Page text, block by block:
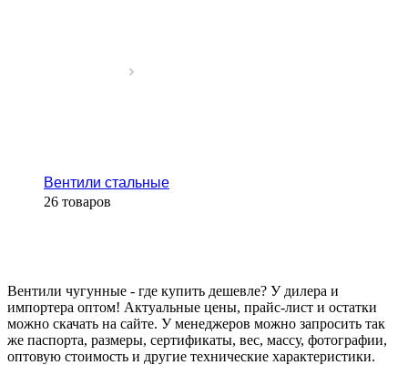
Вентили стальные
26 товаров
Вентили чугунные - где купить дешевле? У дилера и
импортера оптом! Актуальные цены, прайс-лист и остатки
можно скачать на сайте. У менеджеров можно запросить так
же паспорта, размеры, сертификаты, вес, массу, фотографии,
оптовую стоимость и другие технические характеристики.